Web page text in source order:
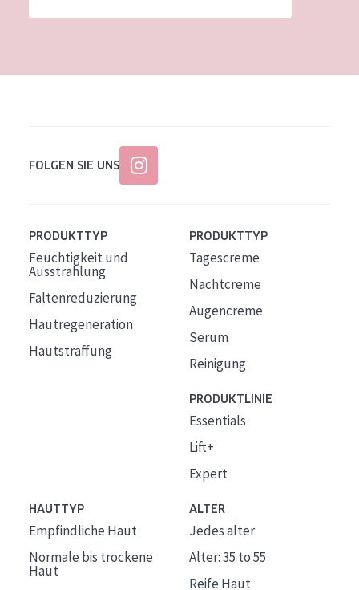
FOLGEN SIE UNS
PRODUKTTYP
Feuchtigkeit und
Ausstrahlung
Faltenreduzierung
Hautregeneration
Hautstraffung
PRODUKTTYP
Tagescreme
Nachtcreme
Augencreme
Serum
Reinigung
PRODUKTLINIE
Essentials
Lift+
Expert
HAUTTYP
Empfindliche Haut
Normale bis trockene
Haut
ALTER
Jedes alter
Alter: 35 to 55
Reife Haut